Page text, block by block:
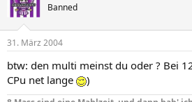
Banned
31. März 2004
btw: den multi meinst du oder ? Bei
CPu net lange
)